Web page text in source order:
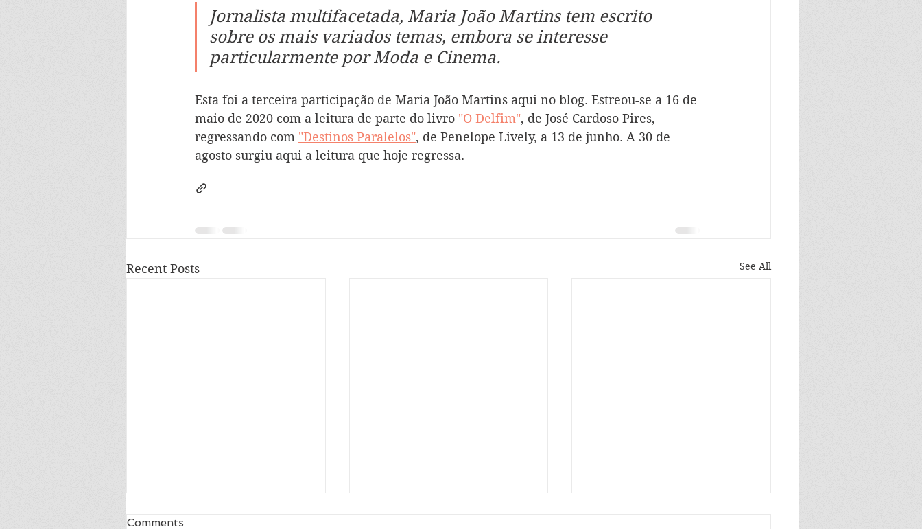
Jornalista multifacetada, Maria João Martins tem escrito
sobre os mais variados temas, embora se interesse
particularmente por Moda e Cinema.
Esta foi a terceira participação de Maria João Martins aqui no blog. Estreou-se a 16 de
maio de 2020 com a leitura de parte do livro "O Delfim", de José Cardoso Pires,
regressando com "Destinos Paralelos", de Penelope Lively, a 13 de junho. A 30 de
agosto surgiu aqui a leitura que hoje regressa.
Recent Posts See All
Comments